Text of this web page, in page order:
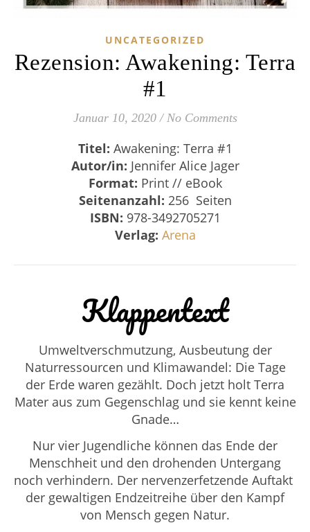
UNCATEGORIZED
Rezension: Awakening: Terra
#1
Januar 10, 2020 / No Comments
Titel: Awakening: Terra #1
Autor/in: Jennifer Alice Jager
Format: Print // eBook
Seitenanzahl: 256 Seiten
ISBN: 978-3492705271
Verlag: Arena
Klappentext
Umweltverschmutzung, Ausbeutung der
Naturressourcen und Klimawandel: Die Tage
der Erde waren gezählt. Doch jetzt holt Terra
Mater aus zum Gegenschlag und sie kennt keine
Gnade…
Nur vier Jugendliche können das Ende der
Menschheit und den drohenden Untergang
noch verhindern. Der nervenzerfetzende Auftakt
der gewaltigen Endzeitreihe über den Kampf
von Mensch gegen Natur.